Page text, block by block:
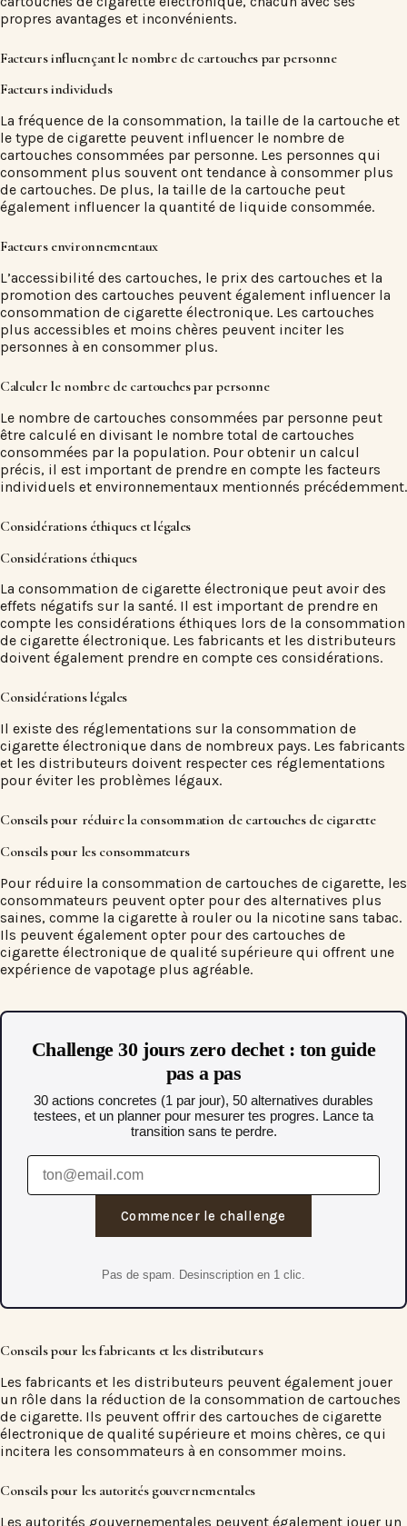
propres avantages et inconvénients.
Facteurs influençant le nombre de cartouches par personne
Facteurs individuels
La fréquence de la consommation, la taille de la cartouche et
le type de cigarette peuvent influencer le nombre de
cartouches consommées par personne. Les personnes qui
consomment plus souvent ont tendance à consommer plus
de cartouches. De plus, la taille de la cartouche peut
également influencer la quantité de liquide consommée.
Facteurs environnementaux
L’accessibilité des cartouches, le prix des cartouches et la
promotion des cartouches peuvent également influencer la
consommation de cigarette électronique. Les cartouches
plus accessibles et moins chères peuvent inciter les
personnes à en consommer plus.
Calculer le nombre de cartouches par personne
Le nombre de cartouches consommées par personne peut
être calculé en divisant le nombre total de cartouches
consommées par la population. Pour obtenir un calcul
précis, il est important de prendre en compte les facteurs
individuels et environnementaux mentionnés précédemment.
Considérations éthiques et légales
Considérations éthiques
La consommation de cigarette électronique peut avoir des
effets négatifs sur la santé. Il est important de prendre en
compte les considérations éthiques lors de la consommation
de cigarette électronique. Les fabricants et les distributeurs
doivent également prendre en compte ces considérations.
Considérations légales
Il existe des réglementations sur la consommation de
cigarette électronique dans de nombreux pays. Les fabricants
et les distributeurs doivent respecter ces réglementations
pour éviter les problèmes légaux.
Conseils pour réduire la consommation de cartouches de cigarette
Conseils pour les consommateurs
Pour réduire la consommation de cartouches de cigarette, les
consommateurs peuvent opter pour des alternatives plus
saines, comme la cigarette à rouler ou la nicotine sans tabac.
Ils peuvent également opter pour des cartouches de
cigarette électronique de qualité supérieure qui offrent une
expérience de vapotage plus agréable.
Challenge 30 jours zero dechet : ton guide
pas a pas
30 actions concretes (1 par jour), 50 alternatives durables
testees, et un planner pour mesurer tes progres. Lance ta
transition sans te perdre.
Commencer le challenge
Pas de spam. Desinscription en 1 clic.
Conseils pour les fabricants et les distributeurs
Les fabricants et les distributeurs peuvent également jouer
un rôle dans la réduction de la consommation de cartouches
de cigarette. Ils peuvent offrir des cartouches de cigarette
électronique de qualité supérieure et moins chères, ce qui
incitera les consommateurs à en consommer moins.
Conseils pour les autorités gouvernementales
Les autorités gouvernementales peuvent également jouer un